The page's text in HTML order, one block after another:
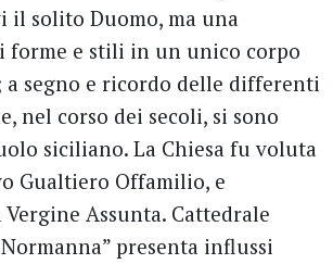
il solito Duomo, ma una
forme e stili in un unico corpo
segno e ricordo delle differenti
nel corso dei secoli, si sono
siciliano. La Chiesa fu voluta
Gualtiero Offamilio, e
Assunta. Cattedrale
presenta influssi